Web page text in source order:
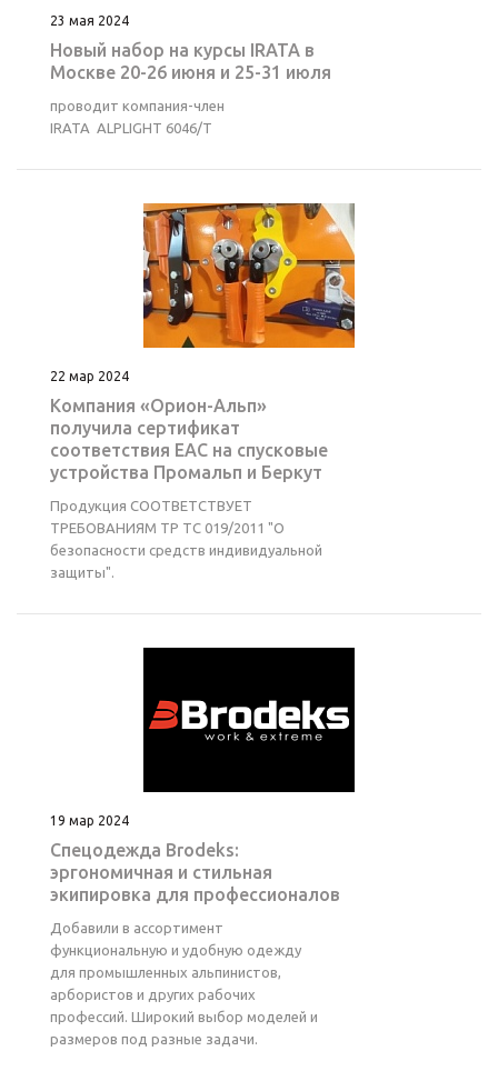
23 мая 2024
Новый набор на курсы IRATA в
Москве 20-26 июня и 25-31 июля
проводит компания-член
IRATA ALPLIGHT 6046/Т
22 мар 2024
Компания «Орион-Альп»
получила сертификат
соответствия ЕАС на cпусковые
устройства Промальп и Беркут
Продукция СООТВЕТСТВУЕТ
ТРЕБОВАНИЯМ ТР ТС 019/2011 "О
безопасности средств индивидуальной
защиты".
19 мар 2024
Спецодежда Brodeks:
эргономичная и стильная
экипировка для профессионалов
Добавили в ассортимент
функциональную и удобную одежду
для промышленных альпинистов,
арбористов и других рабочих
профессий. Широкий выбор моделей и
размеров под разные задачи.